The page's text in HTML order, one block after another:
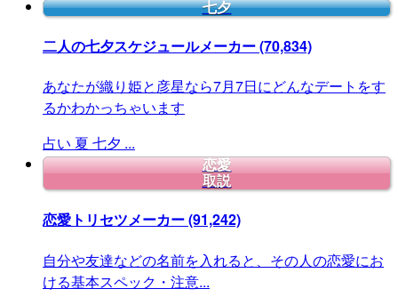
七夕
二人の七夕スケジュールメーカー(70,834)
あなたが織り姫と彦星なら7月7日にどんなデートをす
るかわかっちゃいます
占い 夏 七夕 ...
恋愛
取説
恋愛トリセツメーカー(91,242)
自分や友達などの名前を入れると、その人の恋愛にお
ける基本スペック・注意...